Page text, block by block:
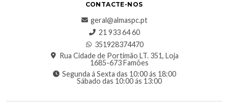
CONTACTE-NOS
geral@almaspc.pt
21 933 64 60
351928374470
Rua Cidade de Portimão LT. 351, Loja
1685-673 Famões
Segunda á Sexta das 10:00 ás 18:00
Sábado das 10:00 ás 13:00